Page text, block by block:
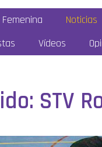
Femenina Noticias
Vídeos
STV